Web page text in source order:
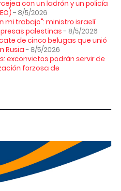
con un ladrón y un policía
- 8/5/2026
mi trabajo": ministro israelí
palestinas - 8/5/2026
de cinco belugas que unió
Rusia - 8/5/2026
exconvictos podrán servir de
forzosa de